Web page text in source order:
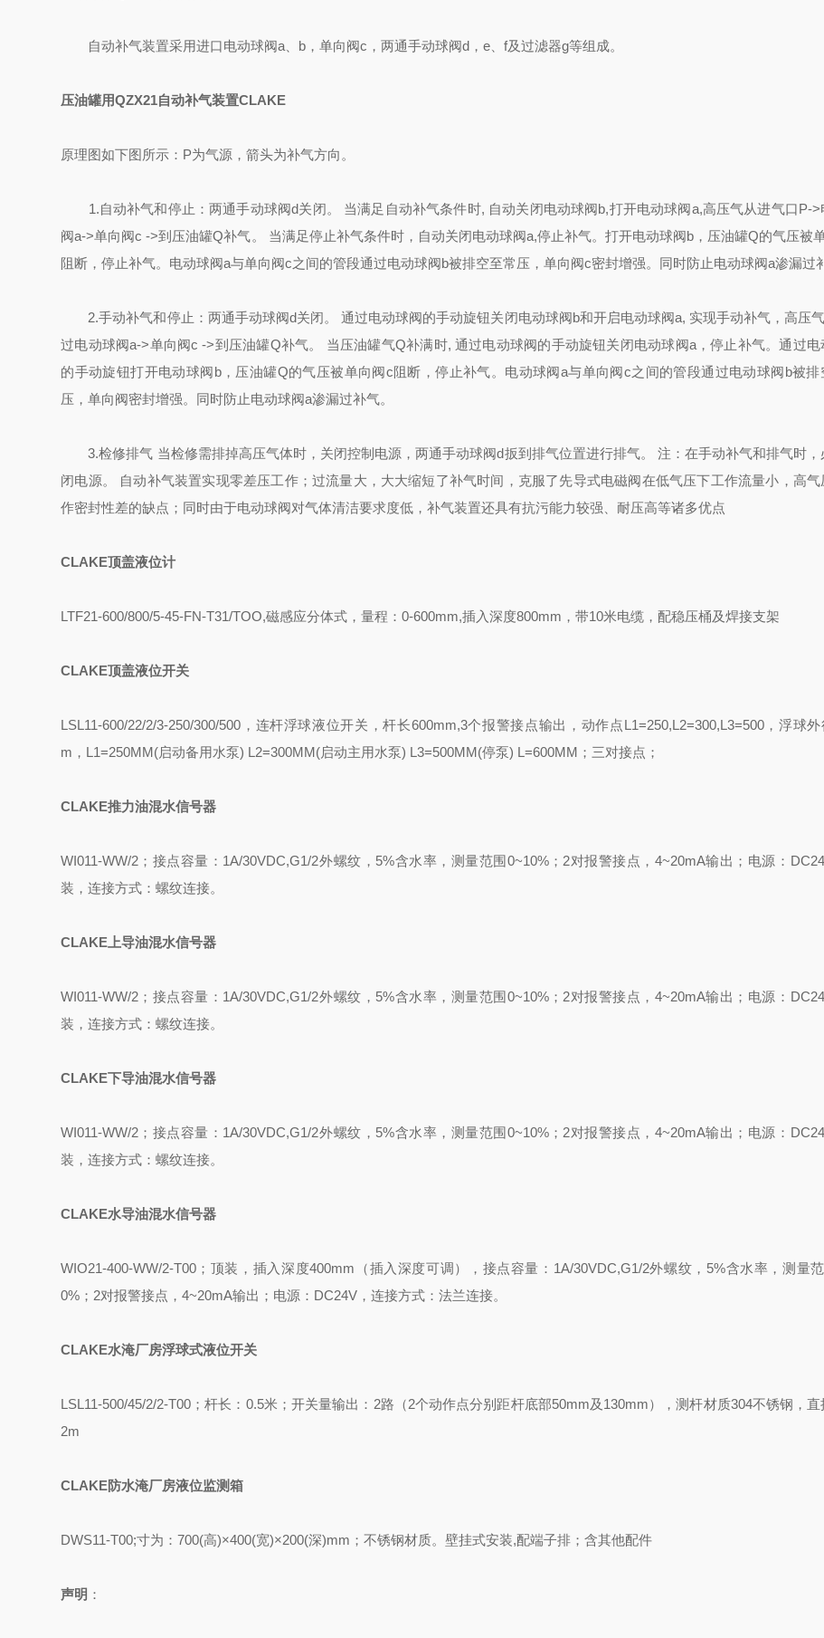
自动补气装置采用进口电动球阀a、b，单向阀c，两通手动球阀d，e、f及过滤器g等组成。
压油罐用QZX21自动补气装置CLAKE
原理图如下图所示：P为气源，箭头为补气方向。
1.自动补气和停止：两通手动球阀d关闭。 当满足自动补气条件时, 自动关闭电动球阀b,打开电动球阀a,高压气从进气口P->
阀a->单向阀c ->到压油罐Q补气。 当满足停止补气条件时，自动关闭电动球阀a,停止补气。打开电动球阀b，压油罐Q的气压被
阻断，停止补气。电动球阀a与单向阀c之间的管段通过电动球阀b被排空至常压，单向阀c密封增强。同时防止电动球阀a渗漏过
2.手动补气和停止：两通手动球阀d关闭。 通过电动球阀的手动旋钮关闭电动球阀b和开启电动球阀a, 实现手动补气，高压
过电动球阀a->单向阀c ->到压油罐Q补气。 当压油罐气Q补满时, 通过电动球阀的手动旋钮关闭电动球阀a，停止补气。通过电
的手动旋钮打开电动球阀b，压油罐Q的气压被单向阀c阻断，停止补气。电动球阀a与单向阀c之间的管段通过电动球阀b被排
压，单向阀密封增强。同时防止电动球阀a渗漏过补气。
3.检修排气 当检修需排掉高压气体时，关闭控制电源，两通手动球阀d扳到排气位置进行排气。 注：在手动补气和排气时，
闭电源。 自动补气装置实现零差压工作；过流量大，大大缩短了补气时间，克服了先导式电磁阀在低气压下工作流量小，高气
作密封性差的缺点；同时由于电动球阀对气体清洁要求度低，补气装置还具有抗污能力较强、耐压高等诸多优点
CLAKE顶盖液位计
LTF21-600/800/5-45-FN-T31/TOO,磁感应分体式，量程：0-600mm,插入深度800mm ，带10米电缆，配稳压桶及焊接支架
CLAKE顶盖液位开关
LSL11-600/22/2/3-250/300/500 ，连杆浮球液位开关，杆长600mm,3个报警接点输出，动作点L1=250,L2=300,L3=500，浮球外
m ， L1=250MM(启动备用水泵) L2=300MM(启动主用水泵) L3=500MM(停泵) L=600MM ；三对接点；
CLAKE推力油混水信号器
WI011-WW/2 ；接点容量： 1A/30VDC,G1/2外螺纹， 5%含水率，测量范围 0~10%； 2对报警接点， 4~20mA输出；电源：
装，连接方式：螺纹连接。
CLAKE 上导油混水信号器
WI011-WW/2 ；接点容量： 1A/30VDC,G1/2外螺纹， 5%含水率，测量范围 0~10%； 2对报警接点， 4~20mA输出；电源：
装，连接方式：螺纹连接。
CLAKE下导油混水信号器
WI011-WW/2 ；接点容量： 1A/30VDC,G1/2外螺纹， 5%含水率，测量范围 0~10%； 2对报警接点， 4~20mA输出；电源：
装，连接方式：螺纹连接。
CLAKE水导油混水信号器
WIO21-400-WW/2-T00 ；顶装，插入深度400mm （插入深度可调），接点容量： 1A/30VDC,G1/2外螺纹， 5%含水率，测量
0% ； 2对报警接点，4~20mA输出；电源： DC24V ，连接方式：法兰连接。
CLAKE水淹厂房浮球式液位开关
LSL11-500/45/2/2-T00 ；杆长： 0.5米；开关量输出： 2路（2个动作点分别距杆底部50mm及 130mm），测杆材质304不锈钢，直
2m
CLAKE防水淹厂房液位监测箱
DWS11-T00;寸为：700(高)×400(宽)×200(深)mm ；不锈钢材质。壁挂式安装,配端子排；含其他配件
声明 ：